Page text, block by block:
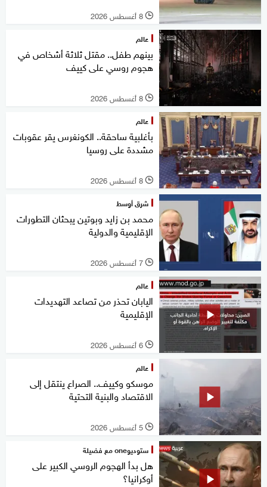
l 8 أغسطس 2026
عالم
بينهم طفل.. مقتل ثلاثة أشخاص في
هجوم روسي على كييف
l 8 أغسطس 2026
عالم
بأغلبية ساحقة.. الكونغرس يقر عقوبات
مشددة على روسيا
l 8 أغسطس 2026
شرق أوسط
محمد بن زايد وبوتين يبحثان التطورات
الإقليمية والدولية
l 7 أغسطس 2026
عالم
اليابان تحذر من تصاعد التهديدات
الإقليمية
l 6 أغسطس 2026
عالم
موسكو وكييف.. الصراع ينتقل إلى
الاقتصاد والبنية التحتية
l 5 أغسطس 2026
ستوديوone مع فضيلة
هل بدأ الهجوم الروسي الكبير على
أوكرانيا؟